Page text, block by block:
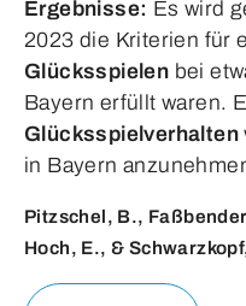
Ergebnisse: Es wird
2023 die Kriterien für
Glücksspielen bei
Bayern erfüllt waren.
Glücksspielverhalten
in Bayern
Pitzschel, B.,
Hoch, E., &